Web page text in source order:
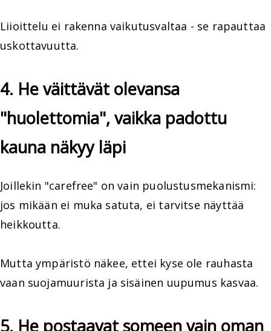
Liioittelu ei rakenna vaikutusvaltaa - se rapauttaa
uskottavuutta.
4. He väittävät olevansa
"huolettomia", vaikka padottu
kauna näkyy läpi
Joillekin "carefree" on vain puolustusmekanismi:
jos mikään ei muka satuta, ei tarvitse näyttää
heikkoutta.
Mutta ympäristö näkee, ettei kyse ole rauhasta
vaan suojamuurista ja sisäinen uupumus kasvaa.
5. He postaavat someen vain oman